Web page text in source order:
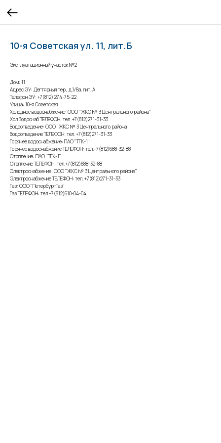
10-я Советская ул. 11, лит.Б
Эксплуатационный участок №2
Дом: 11
Адрес ЭУ: Дегтярный пер., д.1/8а, лит. А
Телефон ЭУ: +7(812) 274-75-22
Улица: 10-я Советская
Холодное водоснабжение: ООО "ЖКС № 3 Центрального района"
Хол Водоснаб ТЕЛЕФОН: тел. +7(812)271-31-33
Водоотведение: ООО "ЖКС № 3 Центрального района"
Водоотведение ТЕЛЕФОН: тел. +7(812)271-31-33
Горячее водоснабжение: ПАО "ТГК-1"
Горячее водоснабжение ТЕЛЕФОН: тел.+7(812)688-32-88
Отопление: ПАО "ТГК-1"
Отопление ТЕЛЕФОН: тел.+7(812)688-32-88
Электроснабжение: ООО "ЖКС № 3 Центрального района"
Электроснабжение ТЕЛЕФОН: тел. +7(812)271-31-33
Газ: ООО "ПетербургГаз"
Газ ТЕЛЕФОН: тел.+7(812)610-04-04